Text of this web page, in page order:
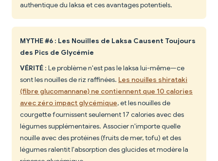
authentique du laksa et ces avantages potentiels.
MYTHE #6 : Les Nouilles de Laksa Causent Toujours
des Pics de Glycémie
VÉRITÉ : Le problème n'est pas le laksa lui-même—ce
sont les nouilles de riz raffinées. Les nouilles shirataki
(fibre glucomannane) ne contiennent que 10 calories
avec zéro impact glycémique, et les nouilles de
courgette fournissent seulement 17 calories avec des
légumes supplémentaires. Associer n'importe quelle
nouille avec des protéines (fruits de mer, tofu) et des
légumes ralentit l'absorption des glucides et modère la